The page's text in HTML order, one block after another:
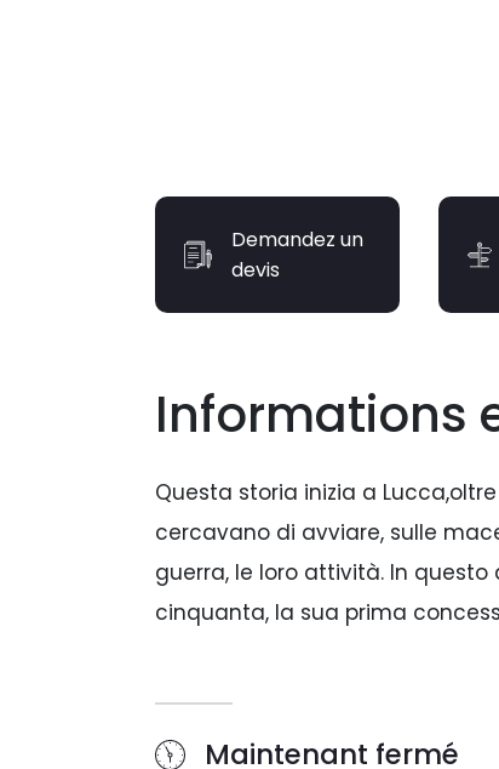
Demandez un
devis
Informations
Questa storia inizia a
cercavano di avviare, sulle
guerra, le loro attività. In
cinquanta, la sua prima
case nazionali proponevano le
Maintenant fermé